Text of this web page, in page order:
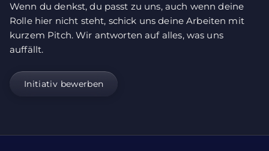
Wenn du denkst, du passt zu uns, auch wenn deine
Rolle hier nicht steht, schick uns deine Arbeiten mit
kurzem Pitch. Wir antworten auf alles, was uns
auffällt.
Initiativ bewerben